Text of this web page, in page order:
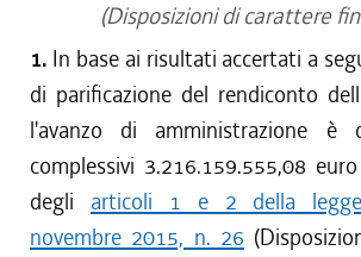
(Disposizioni di carattere
1. In base ai risultati accertati a
di parificazione del rendiconto
l'avanzo di amministrazione è
complessivi 3.216.159.555,08
degli articoli 1 e 2 della
novembre 2015, n. 26